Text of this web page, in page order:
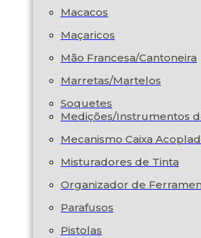
Macacos
Maçaricos
Mão Francesa/Cantoneira
Marretas/Martelos
Soquetes
Medições/Instrumentos
Mecanismo Caixa
Misturadores de Tinta
Organizador de
Parafusos
Pistolas